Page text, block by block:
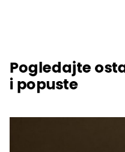
Pogledajte
i popuste